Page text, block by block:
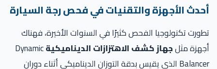
الأجهزة والتقنيات في فحص رجة السيارة
تكنولوجيا الفحص كثيرًا في السنوات الأخيرة، فهناك
مثلجهاز كشف الاهتزازات الديناميكيةDynamic
Balancer الذي يقيس بدقة التوزان الديناميكي أثناء دوران